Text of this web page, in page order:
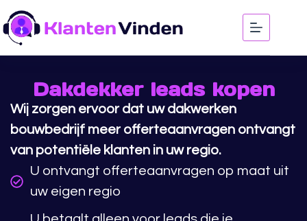
Dakdekker leads kopen
Wij zorgen ervoor dat uw dakwerken
bouwbedrijf meer offerteaanvragen ontvangt
van potentiële klanten in uw regio.
U ontvangt offerteaanvragen op maat uit
uw eigen regio